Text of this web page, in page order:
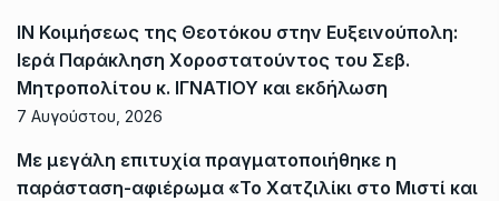
ΙΝ Κοιμήσεως της Θεοτόκου στην Ευξεινούπολη:
Ιερά Παράκληση Χοροστατούντος του Σεβ.
Μητροπολίτου κ. ΙΓΝΑΤΙΟΥ και εκδήλωση
7 Αυγούστου, 2026
Με μεγάλη επιτυχία πραγματοποιήθηκε η
παράσταση-αφιέρωμα «Το Χατζιλίκι στο Μιστί και